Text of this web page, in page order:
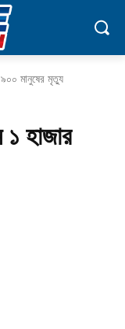
মানুষের মৃত্যু
হাজার